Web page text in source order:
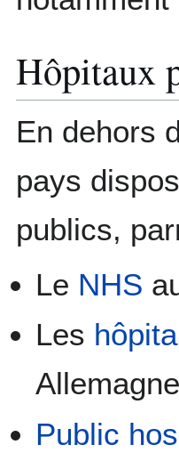
Hôpitaux
En dehors
pays
publics,
Le NHS
Les
Public